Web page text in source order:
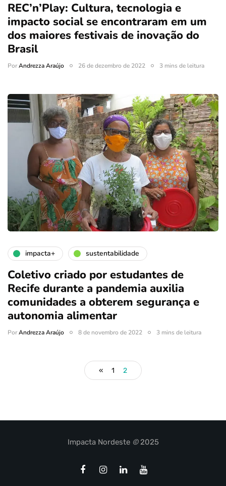
REC’n’Play: Cultura, tecnologia e
impacto social se encontraram em um
dos maiores festivais de inovação do
Brasil
PorAndrezza Araújo 26 de dezembro de 2022 3 mins de leitura
impacta+ sustentabilidade
Coletivo criado por estudantes de
Recife durante a pandemia auxilia
comunidades a obterem segurança e
autonomia alimentar
PorAndrezza Araújo 8 de novembro de 2022 3 mins de leitura
« 1 2
Impacta Nordeste © 2025